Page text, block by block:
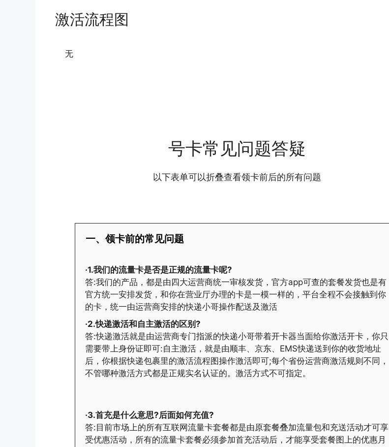
激活流程图
无
号卡常见问题答疑
以下表单可以折叠查看领卡前后的所有问题
一、领卡前的常见问题
·1.我们的流量卡是否是正规的流量卡呢?
答:我们的产品，都是由四大运营商统一审核发货，官方app可查的套餐发货也是有
官方统一安排发货，和你在营业厅办理的卡是一模一样的，平台全程不会接触到你
的卡，统一由运营商安排的快递小哥操作配送及激活
·2.快递激活和自主激活的区别?
答:快递激活就是由运营商专门指派的快递小哥带着开卡器当面给你激活开卡，你只
需要带上身份证即可:自主激活，就是由顺丰、京东、EMS快递送到你的收货地址
后，你根据快递包裹里的激活流程图操作激活即可;每个省份运营商激活规则不同，
不管哪种激活方式都是正规实名认证的。激活方式不可指定。
·3.首充是什么意思?后面如何充值?
答:目前市场上的所有互联网流量卡套餐都是由原套餐叠加流量包和充送活动才可享
受优惠活动，所有的流量卡套餐必须参加首充活动后，才能享受套餐图上的优惠月